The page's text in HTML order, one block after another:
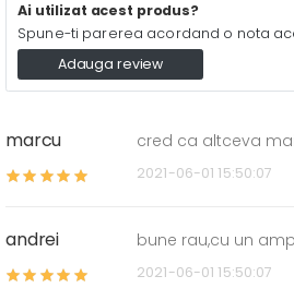
Ai utilizat acest produs?
Spune-ti parerea acordand o nota
Adauga review
marcu cred ca altceva
2021-06-01 15:50:07
andrei bune rau,cu un
2021-06-01 15:50:07